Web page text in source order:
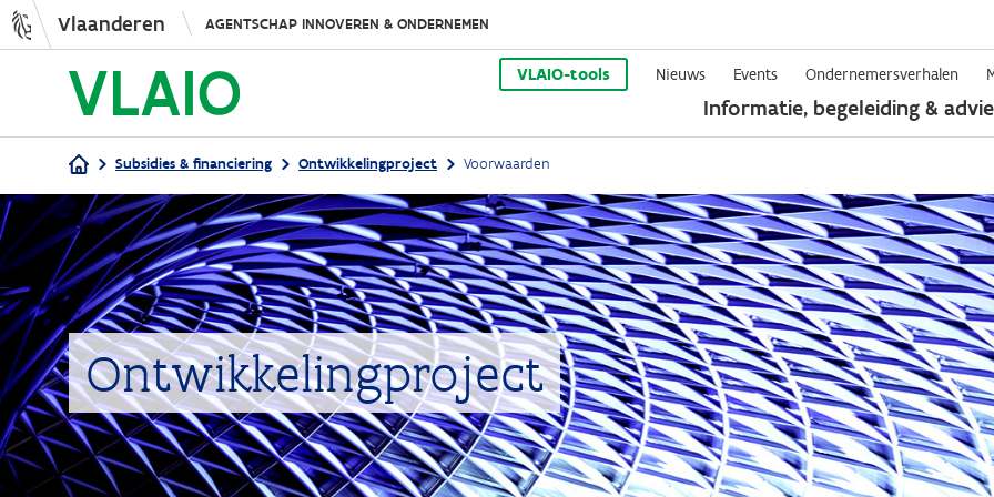
Overslaan
en
naar
de
gaan
Vlaanderen AGENTSCHAP INNOVEREN & ONDERNEMEN
VLAIO-tools Nieuws Events Ondernemersverhalen
Informatie, begeleiding &
Kruimelpad
Subsidies & financiering Ontwikkelingproject Voorwaarden
Ontwikkelingproject